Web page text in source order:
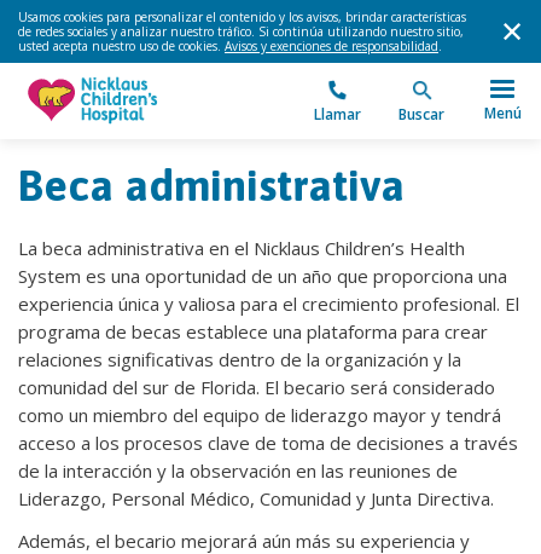
Usamos cookies para personalizar el contenido y los avisos, brindar características
de redes sociales y analizar nuestro tráfico. Si continúa utilizando nuestro sitio,
usted acepta nuestro uso de cookies. Avisos y exenciones de responsabilidad.
Llamar Buscar Menú
Beca administrativa
La beca administrativa en el Nicklaus Children’s Health
System es una oportunidad de un año que proporciona una
experiencia única y valiosa para el crecimiento profesional. El
programa de becas establece una plataforma para crear
relaciones significativas dentro de la organización y la
comunidad del sur de Florida. El becario será considerado
como un miembro del equipo de liderazgo mayor y tendrá
acceso a los procesos clave de toma de decisiones a través
de la interacción y la observación en las reuniones de
Liderazgo, Personal Médico, Comunidad y Junta Directiva.
Además, el becario mejorará aún más su experiencia y